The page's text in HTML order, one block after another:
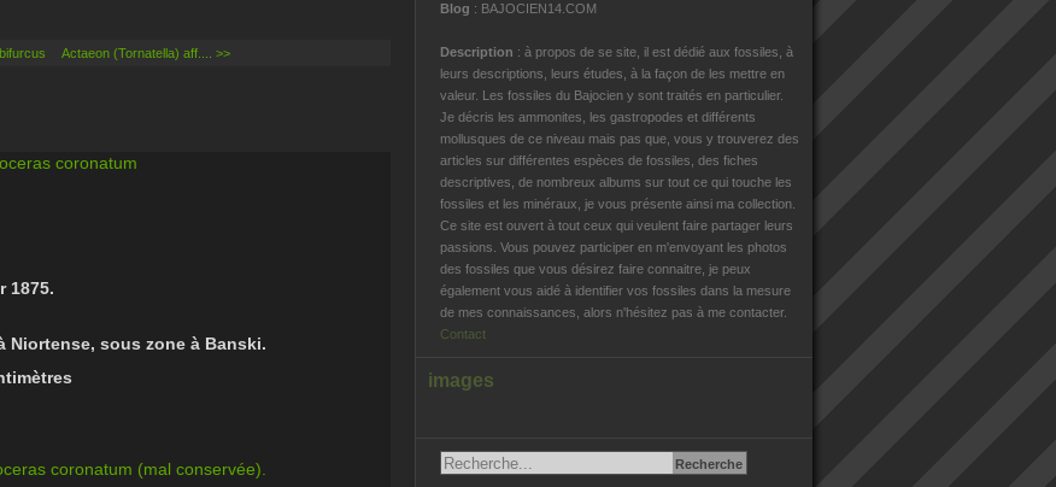
Actaeon (Tornatella) aff.... >>
1875.
Niortense, sous zone à Banski.
Blog : BAJOCIEN14.COM
Description : à propos de se site, il est dédié aux fossiles, à
leurs descriptions, leurs études, à la façon de les mettre en
valeur. Les fossiles du Bajocien y sont traités en particulier.
Je décris les ammonites, les gastropodes et différents
mollusques de ce niveau mais pas que, vous y trouverez des
articles sur différentes espèces de fossiles, des fiches
descriptives, de nombreux albums sur tout ce qui touche les
fossiles et les minéraux, je vous présente ainsi ma collection.
Ce site est ouvert à tout ceux qui veulent faire partager leurs
passions. Vous pouvez participer en m'envoyant les photos
des fossiles que vous désirez faire connaitre, je peux
également vous aidé à identifier vos fossiles dans la mesure
de mes connaissances, alors n'hésitez pas à me contacter.
Contact
images